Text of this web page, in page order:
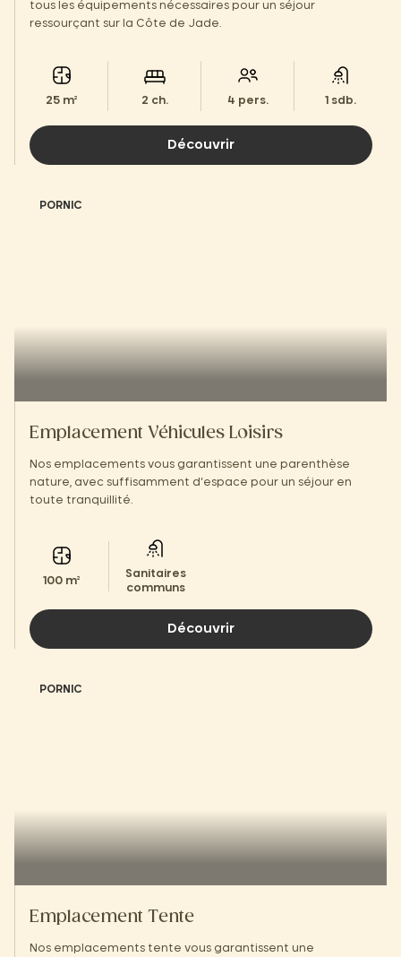
tous les équipements nécessaires pour un séjour
ressourçant sur la Côte de Jade.
25 m² 2 ch. 4 pers. 1 sdb.
Découvrir
PORNIC
Emplacement Véhicules Loisirs
Nos emplacements vous garantissent une parenthèse
nature, avec suffisamment d’espace pour un séjour en
toute tranquillité.
100 m²
Sanitaires
communs
Découvrir
PORNIC
Emplacement Tente
Nos emplacements tente vous garantissent une